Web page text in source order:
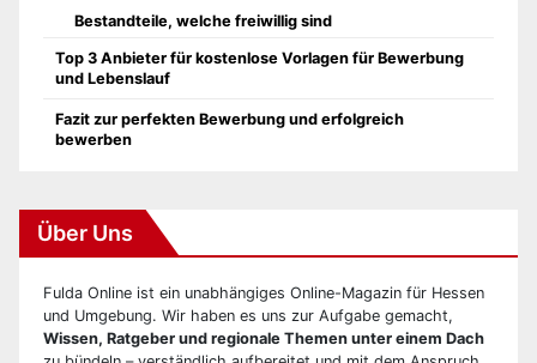
Bestandteile, welche freiwillig sind
Top 3 Anbieter für kostenlose Vorlagen für Bewerbung
und Lebenslauf
Fazit zur perfekten Bewerbung und erfolgreich
bewerben
Über Uns
Fulda Online ist ein unabhängiges Online-Magazin für Hessen
und Umgebung. Wir haben es uns zur Aufgabe gemacht,
Wissen, Ratgeber und regionale Themen unter einem Dach